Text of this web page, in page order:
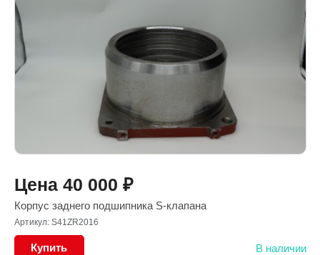
Цена 40 000 ₽
Корпус заднего подшипника S-клапана
Артикул: S41ZR2016
Купить В наличии